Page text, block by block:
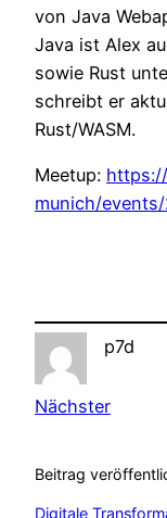
von Java
Java ist Alex
sowie Rust
schreibt er
Rust/WASM.
Meetup:
munich/
p7d
Nächster
Beitrag
Digitale